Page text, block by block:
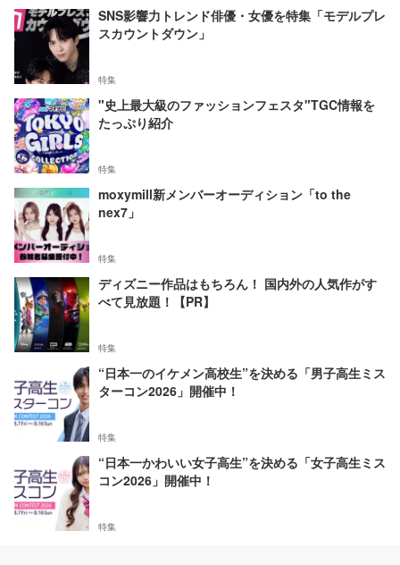
SNS影響力トレンド俳優・女優を特集「モデルプレ
スカウントダウン」
特集
"史上最大級のファッションフェスタ"TGC情報を
たっぷり紹介
特集
moxymill新メンバーオーディション「to the
nex7」
特集
ディズニー作品はもちろん！ 国内外の人気作がす
べて見放題！【PR】
特集
“日本一のイケメン高校生”を決める「男子高生ミス
ターコン2026」開催中！
特集
“日本一かわいい女子高生”を決める「女子高生ミス
コン2026」開催中！
特集